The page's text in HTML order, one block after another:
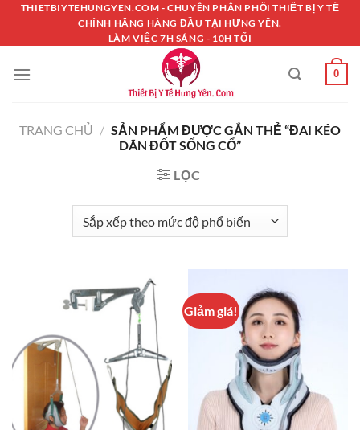
Chuyển
nội
dung
THIETBIYTEHUNGYEN.COM - CHUYÊN PHÂN PHỐI THIẾT BỊ Y TẾ
CHÍNH HÃNG HÀNG ĐẦU TẠI HƯNG YÊN.
LÀM VIỆC 7H SÁNG - 10H TỐI
0
TRANG CHỦ / SẢN PHẨM ĐƯỢC GẮN THẺ “ĐAI KÉO
DÃN ĐỐT SỐNG CỔ”
LỌC
Giảm giá!